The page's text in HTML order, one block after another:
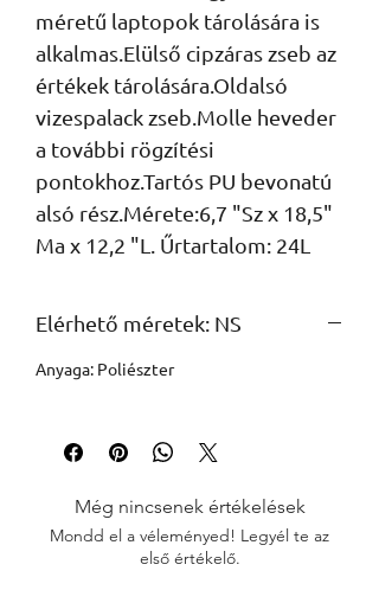
méretű laptopok tárolására is
alkalmas.Elülső cipzáras zseb az
értékek tárolására.Oldalsó
vizespalack zseb.Molle heveder
a további rögzítési
pontokhoz.Tartós PU bevonatú
alsó rész.Mérete:6,7 "Sz x 18,5"
Ma x 12,2 "L. Űrtartalom: 24L
Elérhető méretek: NS
Anyaga: Poliészter
Még nincsenek értékelések
Mondd el a véleményed! Legyél te az
első értékelő.